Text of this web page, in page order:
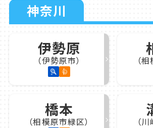
神奈川
伊勢原
（伊勢原市） （
橋本
（相模原市緑区） （